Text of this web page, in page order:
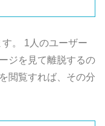
。 1人のユーザー
ジを見て離脱するの
閲覧すれば、その分